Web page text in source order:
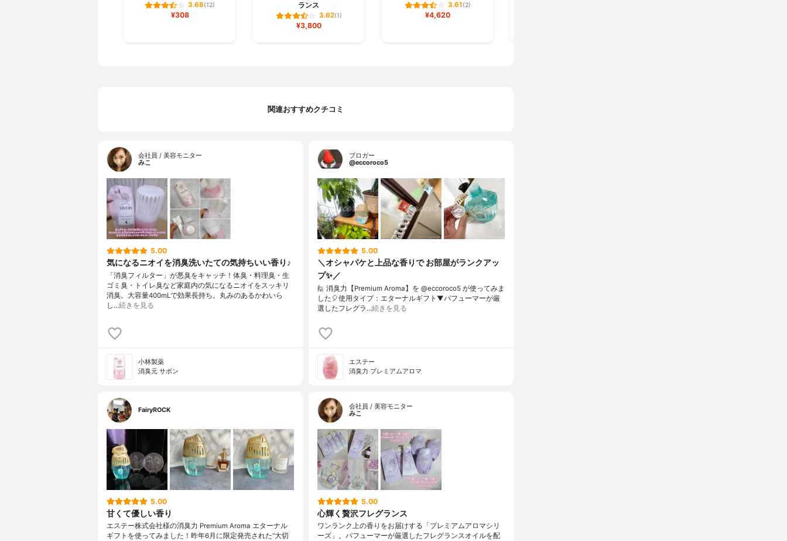
3.68(12)
¥308
ランス
3.62(1)
¥3,800
3.61(2)
¥4,620
関連おすすめクチコミ
会社員 / 美容モニター
みこ
5.00
気になるニオイを消臭洗いたての気持ちいい香り♪
「消臭フィルター」が悪臭をキャッチ！体臭・料理臭・生
ゴミ臭・トイレ臭など家庭内の気になるニオイをスッキリ
消臭。大容量400mLで効果長持ち。丸みのあるかわいら
し…続きを見る
小林製薬
消臭元 サボン
ブロガー
@eccoroco5
5.00
＼オシャパケと上品な香りで お部屋がランクアッ
プ✨／
🙋 消臭力【Premium Aroma】を @eccoroco5 が使ってみま
した🎈⁡使用タイプ：エターナルギフト⁡⁡⁡⁡⁡▼⁡⁡パフューマーが厳
選したフレグラ…続きを見る
エステー
消臭力 プレミアムアロマ
FairyROCK
5.00
甘くて優しい香り
エステー株式会社様の消臭力 Premium Aroma エターナル
ギフトを使ってみました！昨年6月に限定発売された“大切
会社員 / 美容モニター
みこ
5.00
心輝く贅沢フレグランス
ワンランク上の香りをお届けする「プレミアムアロマシリ
ーズ」。パフューマーが厳選したフレグランスオイルを配